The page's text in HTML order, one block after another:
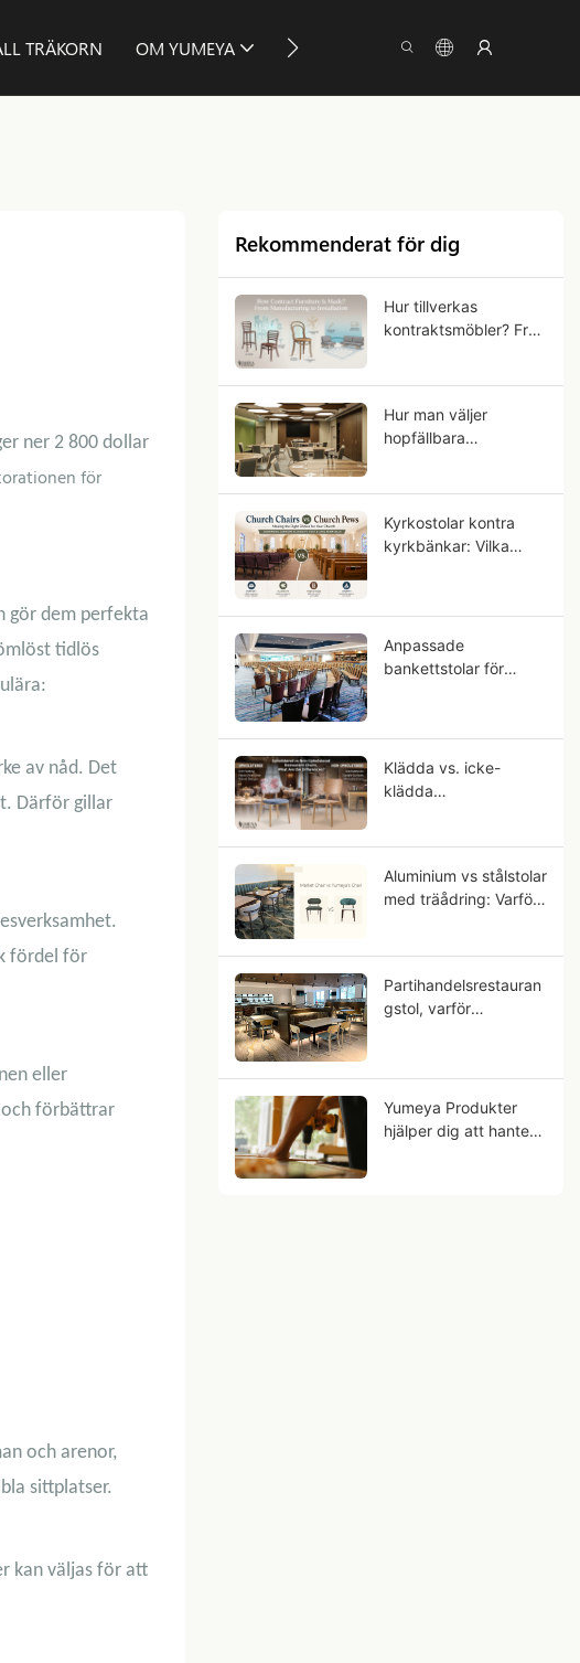
TRÄKORN OM YUMEYA INFO KONTAKTA OSS
ner 2 800 dollar
för
gör dem perfekta
tidlös
av nåd. Det
Därför gillar
fördel för
eller
och förbättrar
och arenor,
sittplatser.
kan väljas för att
Rekommenderat för dig
Hur tillverkas
kontraktsmöbler? Från
Hur man väljer
hopfällbara
Kyrkostolar kontra
kyrkbänkar: Vilka
Anpassade
bankettstolar för
hotellprojekt
Klädda vs. icke-
klädda
Aluminium vs stålstolar
med träådring: Varför
Partihandelsrestauran
gstol, varför
affärsframtid?
Yumeya Produkter
hjälper dig att hantera